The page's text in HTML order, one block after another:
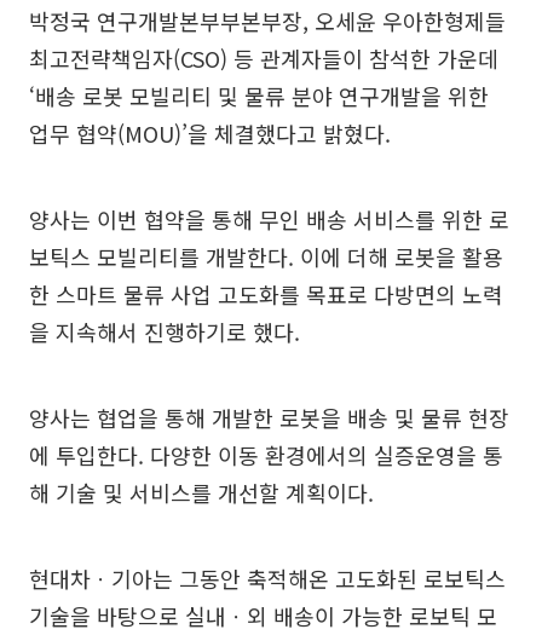
박정국 연구개발본부부본부장, 오세윤 우아한형제들
최고전략책임자(CSO) 등 관계자들이 참석한 가운데
‘배송 로봇 모빌리티 및 물류 분야 연구개발을 위한
업무 협약(MOU)’을 체결했다고 밝혔다.
양사는 이번 협약을 통해 무인 배송 서비스를 위한 로
보틱스 모빌리티를 개발한다. 이에 더해 로봇을 활용
한 스마트 물류 사업 고도화를 목표로 다방면의 노력
을 지속해서 진행하기로 했다.
양사는 협업을 통해 개발한 로봇을 배송 및 물류 현장
에 투입한다. 다양한 이동 환경에서의 실증운영을 통
해 기술 및 서비스를 개선할 계획이다.
현대차ㆍ기아는 그동안 축적해온 고도화된 로보틱스
기술을 바탕으로 실내ㆍ외 배송이 가능한 로보틱 모